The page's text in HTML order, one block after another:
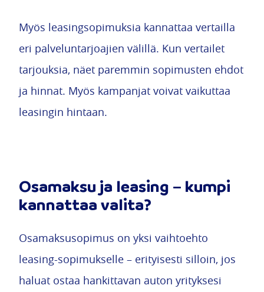
Myös leasingsopimuksia kannattaa vertailla
eri palveluntarjoajien välillä. Kun vertailet
tarjouksia, näet paremmin sopimusten ehdot
ja hinnat. Myös kampanjat voivat vaikuttaa
leasingin hintaan.
Osamaksu ja leasing – kumpi
kannattaa valita?
Osamaksusopimus on yksi vaihtoehto
leasing-sopimukselle – erityisesti silloin, jos
haluat ostaa hankittavan auton yrityksesi